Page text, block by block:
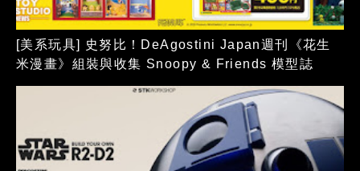
[美系玩具] 史努比！DeAgostini Japan週刊《花生
米漫畫》組裝與收集 Snoopy & Friends 模型誌